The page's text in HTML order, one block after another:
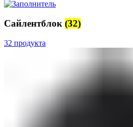
Сайлентблок (32)
32 продукта